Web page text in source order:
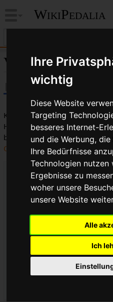
Ihre
wichtig
Diese Website
Targeting
besseres Internet-
und die Werbung,
Ihre Bedürfnisse
Technologien nutzen
Ergebnisse zu
woher unsere
unsere Website
Alle
Ich
WikiPedalia
Verbindungszug
KlassischeCantilever-Bremsen
Hauptzug vomBremshebel
beiden
Bremsarmeverbindet.
Querzugträgermit dem